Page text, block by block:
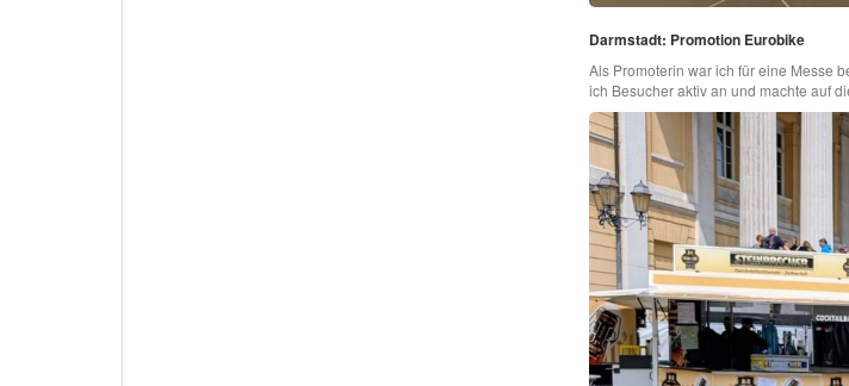
Darmstadt: Promotion Eurobike
Als Promoterin war ich für eine Messe
ich Besucher aktiv an und machte auf